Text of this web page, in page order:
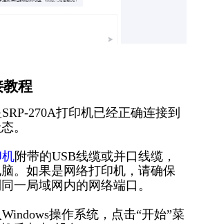
教程
270A打印机已经正确连接到
。
附带的USB线缆或并口线缆，
。如果是网络打印机，请确保
一局域网内的网络端口。
操作系统，点击“开始”菜